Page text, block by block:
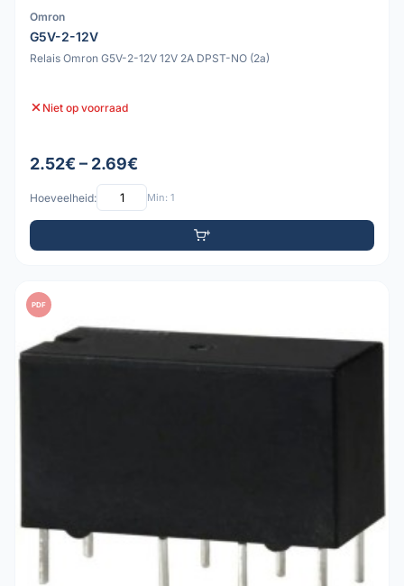
Omron
G5V-2-12V
Relais Omron G5V-2-12V 12V 2A DPST-NO (2a)
Niet op voorraad
2.52€ – 2.69€
Hoeveelheid: Min: 1
PDF